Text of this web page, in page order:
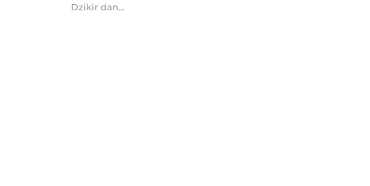
Dzikir dan...